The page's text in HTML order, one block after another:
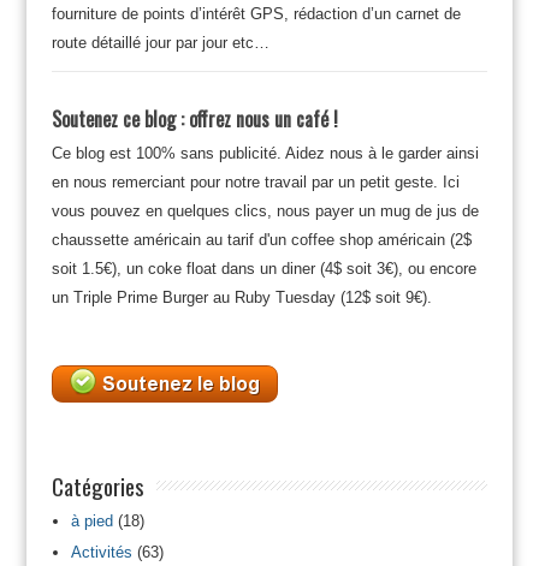
fourniture de points d’intérêt GPS, rédaction d’un carnet de
route détaillé jour par jour etc…
Soutenez ce blog : offrez nous un café !
Ce blog est 100% sans publicité. Aidez nous à le garder ainsi
en nous remerciant pour notre travail par un petit geste. Ici
vous pouvez en quelques clics, nous payer un mug de jus de
chaussette américain au tarif d'un coffee shop américain (2$
soit 1.5€), un coke float dans un diner (4$ soit 3€), ou encore
un Triple Prime Burger au Ruby Tuesday (12$ soit 9€).
Catégories
à pied(18)
Activités (63)